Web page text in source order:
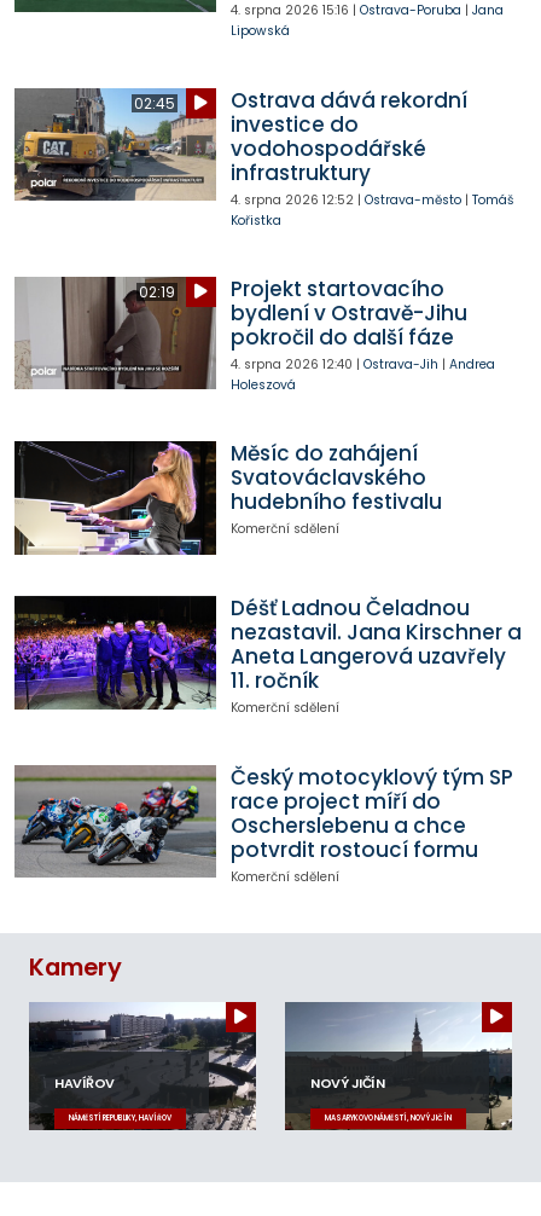
4. srpna 2026 15:16 | Ostrava-Poruba | Jana
Lipowská
02:45
Ostrava dává rekordní
investice do
vodohospodářské
infrastruktury
4. srpna 2026 12:52| Ostrava-město| Tomáš
Kořistka
02:19
Projekt startovacího
bydlení v Ostravě-Jihu
pokročil do další fáze
4. srpna 2026 12:40 | Ostrava-Jih | Andrea
Holeszová
Měsíc do zahájení
Svatováclavského
hudebního festivalu
Komerční sdělení
Déšť Ladnou Čeladnou
nezastavil. Jana Kirschner a
Aneta Langerová uzavřely
11. ročník
Komerční sdělení
Český motocyklový tým SP
race project míří do
Oscherslebenu a chce
potvrdit rostoucí formu
Komerční sdělení
Kamery
HAVÍŘOV
NÁMĚSTÍ REPUBLIKY, HAVÍŘOV
NOVÝ JIČÍN
MASARYKOVO NÁMĚSTÍ, NOVÝ JIČÍN